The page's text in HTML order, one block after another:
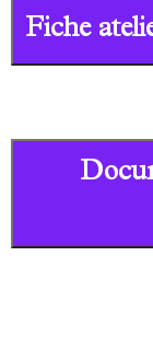
Fiche